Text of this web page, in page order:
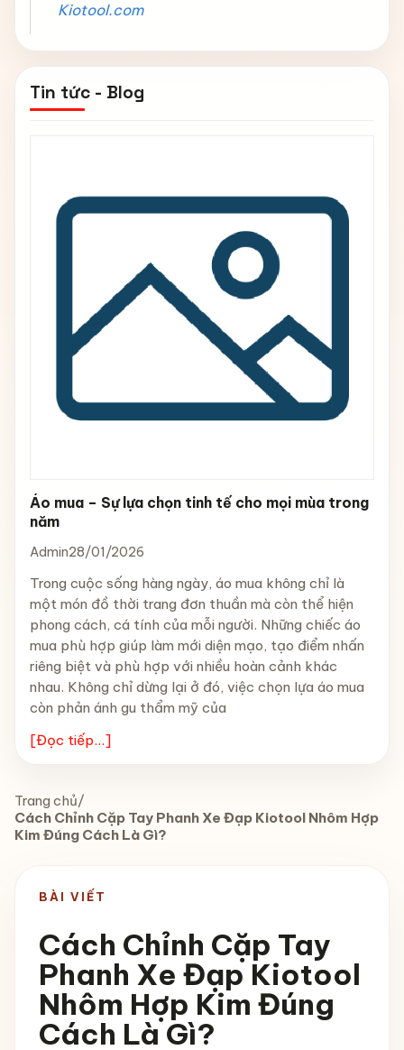
Kiotool.com
Tin tức - Blog
Áo mua – Sự lựa chọn tinh tế cho mọi mùa trong
năm
Admin28/01/2026
Trong cuộc sống hàng ngày, áo mua không chỉ là
một món đồ thời trang đơn thuần mà còn thể hiện
phong cách, cá tính của mỗi người. Những chiếc áo
mua phù hợp giúp làm mới diện mạo, tạo điểm nhấn
riêng biệt và phù hợp với nhiều hoàn cảnh khác
nhau. Không chỉ dừng lại ở đó, việc chọn lựa áo mua
còn phản ánh gu thẩm mỹ của
[Đọc tiếp...]
Trang chủ/
Cách Chỉnh Cặp Tay Phanh Xe Đạp Kiotool Nhôm Hợp
Kim Đúng Cách Là Gì?
BÀI VIẾT
Cách Chỉnh Cặp Tay
Phanh Xe Đạp Kiotool
Nhôm Hợp Kim Đúng
Cách Là Gì?